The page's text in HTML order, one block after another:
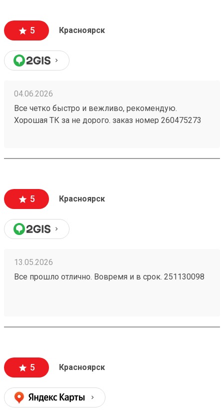
5 Красноярск
04.06.2026
Все четко быстро и вежливо, рекомендую.
Хорошая ТК за не дорого. заказ номер 260475273
5 Красноярск
13.05.2026
Все прошло отлично. Вовремя и в срок. 251130098
5 Красноярск